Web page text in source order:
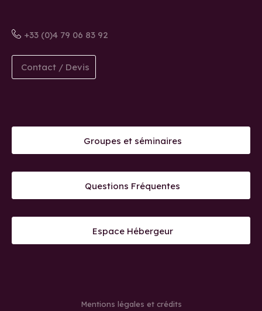
+33 (0)4 79 06 83 92
Contact / Devis
Groupes et séminaires
Questions Fréquentes
Espace Hébergeur
Mentions légales et crédits